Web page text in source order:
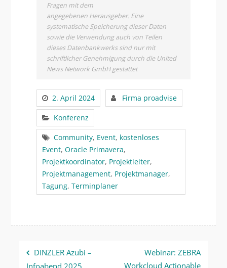
Fragen mit dem
angegebenen Herausgeber. Eine
systematische Speicherung dieser Daten
sowie die Verwendung auch von Teilen
dieses Datenbankwerks sind nur mit
schriftlicher Genehmigung durch die United
News Network GmbH gestattet
2. April 2024 Firma proadvise
Konferenz
Community, Event, kostenloses
Event, Oracle Primavera,
Projektkoordinator, Projektleiter,
Projektmanagement, Projektmanager,
Tagung, Terminplaner
Beitragsnavigation
DINZLER Azubi –
Infoabend 2025
Webinar: ZEBRA
Workcloud Actionable